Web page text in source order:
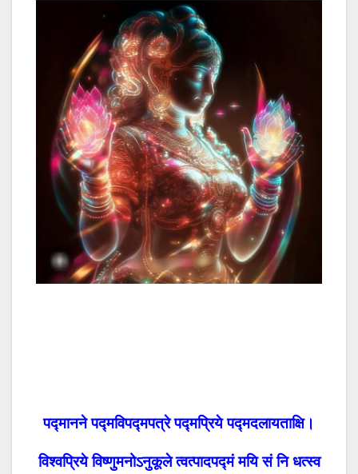
पद्मानने पद्मविपद्मपत्रे पद्मप्रिये पद्मदलायताक्षि।
विश्वप्रिये विष्णुमनोऽनुकूले त्वत्पादपद्मं मयि सं नि धत्स्व